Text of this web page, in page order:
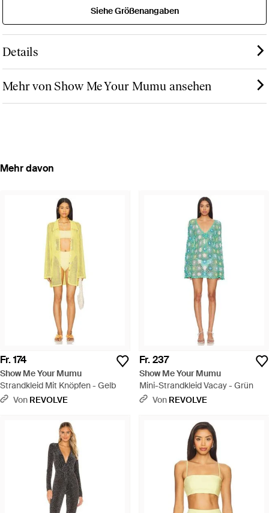
Siehe Größenangaben
Details
Mehr von Show Me Your Mumu ansehen
Mehr davon
Fr. 174
Show Me Your Mumu
Strandkleid Mit Knöpfen - Gelb
Von REVOLVE
Fr. 237
Show Me Your Mumu
Mini-Strandkleid Vacay - Grün
Von REVOLVE